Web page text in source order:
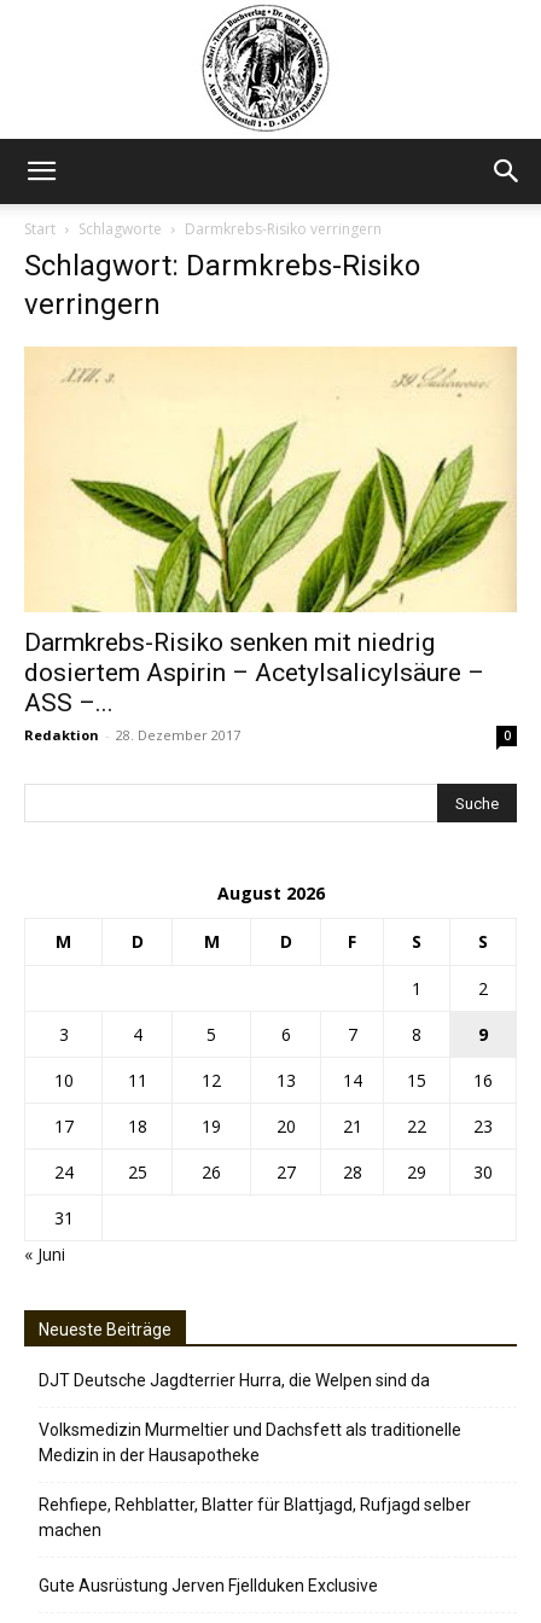
Start
Schlagworte Darmkrebs-Risiko verringern
Schlagwort: Darmkrebs-Risiko
verringern
Darmkrebs-Risiko senken mit niedrig
dosiertem Aspirin – Acetylsalicylsäure –
ASS –...
Redaktion - 28. Dezember 2017 0
August 2026
M D M D F S S
1
2
3
4 5 6 7 8
9
10
11 12 13 14 15
16
17
18 19 20 21 22
23
24
25 26 27 28 29
30
31
« Juni
Neueste Beiträge
DJT Deutsche Jagdterrier Hurra, die Welpen sind da
Volksmedizin Murmeltier und Dachsfett als traditionelle
Medizin in der Hausapotheke
Rehfiepe, Rehblatter, Blatter für Blattjagd, Rufjagd selber
machen
Gute Ausrüstung Jerven Fjellduken Exclusive